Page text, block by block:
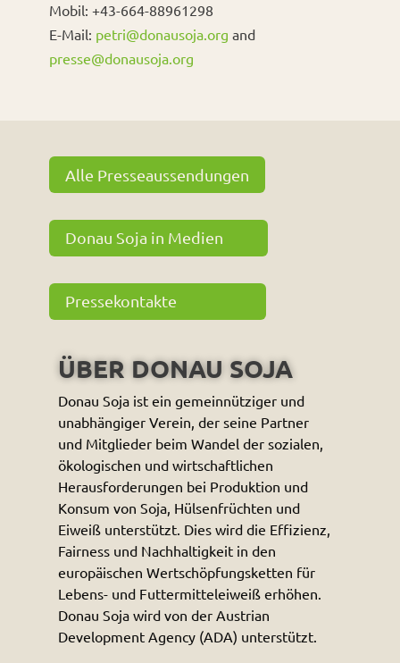
Mobil: +43-664-88961298
E-Mail: petri@donausoja.org and
presse@donausoja.org
Alle Presseaussendungen
Donau Soja in Medien
Pressekontakte
ÜBER DONAU SOJA
Donau Soja ist ein gemeinnütziger und
unabhängiger Verein, der seine Partner
und Mitglieder beim Wandel der sozialen,
ökologischen und wirtschaftlichen
Herausforderungen bei Produktion und
Konsum von Soja, Hülsenfrüchten und
Eiweiß unterstützt. Dies wird die Effizienz,
Fairness und Nachhaltigkeit in den
europäischen Wertschöpfungsketten für
Lebens- und Futtermitteleiweiß erhöhen.
Donau Soja wird von der Austrian
Development Agency (ADA) unterstützt.